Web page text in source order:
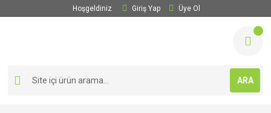
Hoşgeldiniz Giriş Yap Üye Ol
ARA